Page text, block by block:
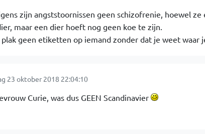
zijn angststoornissen geen schizofrenie, hoewel
maar een dier hoeft nog geen koe te zijn.
plak geen etiketten op iemand zonder dat je weet waar
23 oktober 2018 22:04:10
Curie, was dus GEEN Scandinavier